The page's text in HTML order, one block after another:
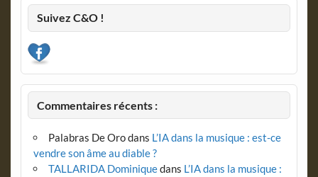
Suivez C&O !
Commentaires récents :
Palabras De Orodans L’IA dans la musique : est-ce
vendre son âme au diable ?
TALLARIDA Dominiquedans L’IA dans la musique :